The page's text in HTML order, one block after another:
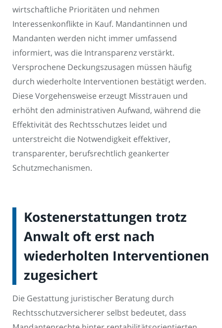
wirtschaftliche Prioritäten und nehmen
Interessenkonflikte in Kauf. Mandantinnen und
Mandanten werden nicht immer umfassend
informiert, was die Intransparenz verstärkt.
Versprochene Deckungszusagen müssen häufig
durch wiederholte Interventionen bestätigt werden.
Diese Vorgehensweise erzeugt Misstrauen und
erhöht den administrativen Aufwand, während die
Effektivität des Rechtsschutzes leidet und
unterstreicht die Notwendigkeit effektiver,
transparenter, berufsrechtlich geankerter
Schutzmechanismen.
Kostenerstattungen trotz
Anwalt oft erst nach
wiederholten Interventionen
zugesichert
Die Gestattung juristischer Beratung durch
Rechtsschutzversicherer selbst bedeutet, dass